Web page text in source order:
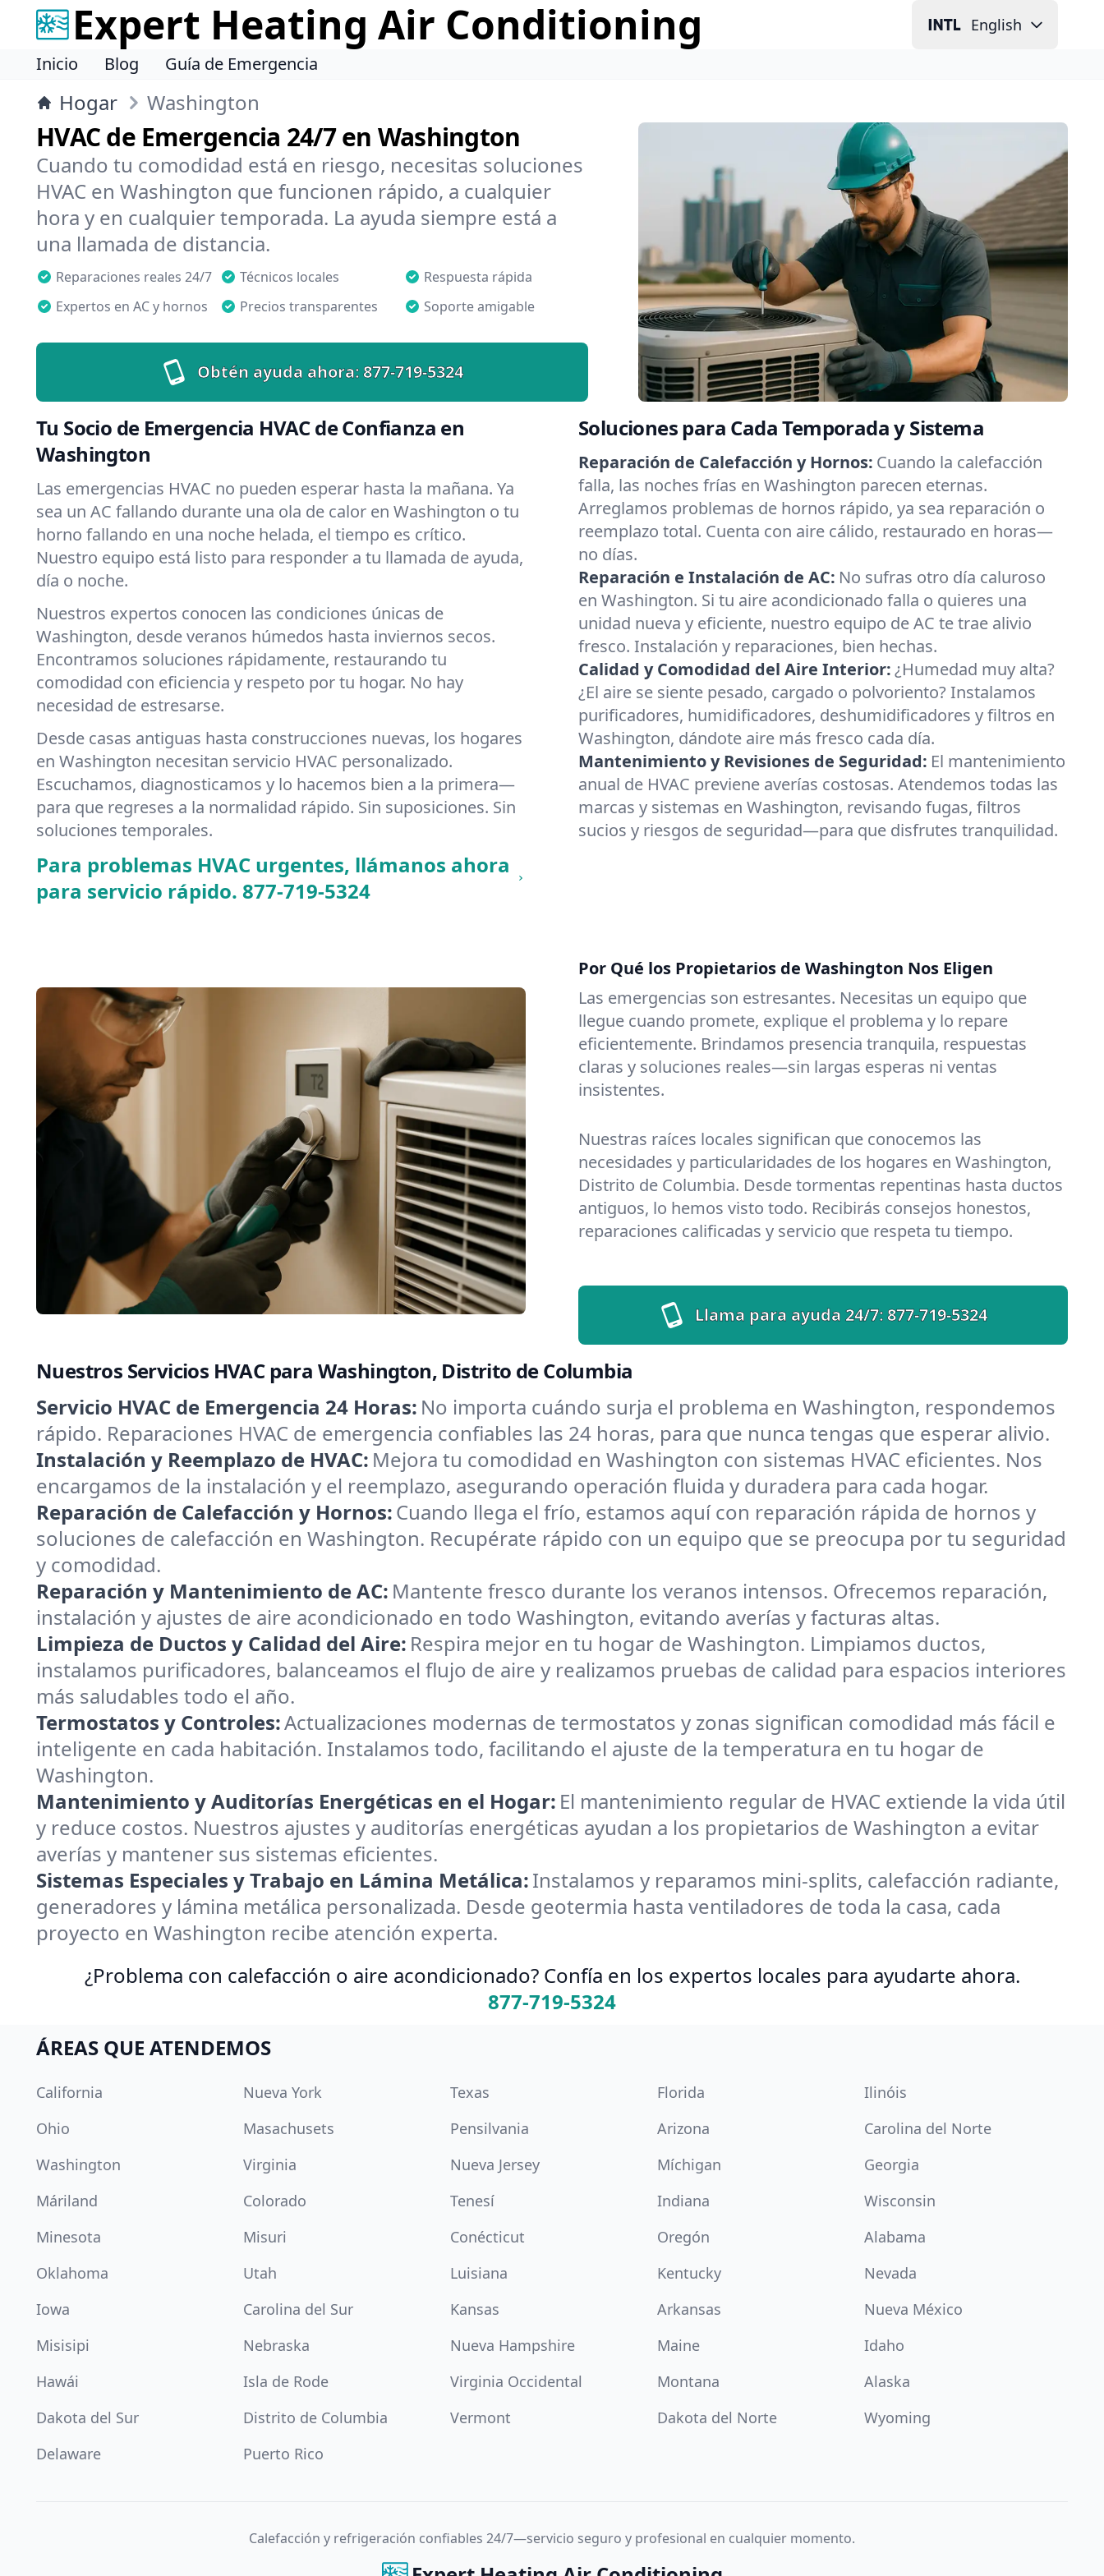
Expert Heating Air Conditioning English
Inicio Blog Guía de Emergencia
Hogar Washington
HVAC de Emergencia 24/7 en Washington
Cuando tu comodidad está en riesgo, necesitas soluciones
HVAC en Washington que funcionen rápido, a cualquier
hora y en cualquier temporada. La ayuda siempre está a
una llamada de distancia.
Reparaciones reales 24/7 Técnicos locales
Respuesta rápida
Expertos en AC y hornos
Precios transparentes Soporte amigable
Obtén ayuda ahora:877-719-5324
Tu Socio de Emergencia HVAC de Confianza en
Washington
Las emergencias HVAC no pueden esperar hasta la mañana. Ya
sea un AC fallando durante una ola de calor en Washington o tu
horno fallando en una noche helada, el tiempo es crítico.
Nuestro equipo está listo para responder a tu llamada de ayuda,
día o noche.
Nuestros expertos conocen las condiciones únicas de
Washington, desde veranos húmedos hasta inviernos secos.
Encontramos soluciones rápidamente, restaurando tu
comodidad con eficiencia y respeto por tu hogar. No hay
necesidad de estresarse.
Desde casas antiguas hasta construcciones nuevas, los hogares
en Washington necesitan servicio HVAC personalizado.
Escuchamos, diagnosticamos y lo hacemos bien a la primera—
para que regreses a la normalidad rápido. Sin suposiciones. Sin
soluciones temporales.
Para problemas HVAC urgentes, llámanos ahora
para servicio rápido. 877-719-5324
Soluciones para Cada Temporada y Sistema
Reparación de Calefacción y Hornos: Cuando la calefacción
falla, las noches frías en Washington parecen eternas.
Arreglamos problemas de hornos rápido, ya sea reparación o
reemplazo total. Cuenta con aire cálido, restaurado en horas—
no días.
Reparación e Instalación de AC: No sufras otro día caluroso
en Washington. Si tu aire acondicionado falla o quieres una
unidad nueva y eficiente, nuestro equipo de AC te trae alivio
fresco. Instalación y reparaciones, bien hechas.
Calidad y Comodidad del Aire Interior:¿Humedad muy alta?
¿El aire se siente pesado, cargado o polvoriento? Instalamos
purificadores, humidificadores, deshumidificadores y filtros en
Washington, dándote aire más fresco cada día.
Mantenimiento y Revisiones de Seguridad: El mantenimiento
anual de HVAC previene averías costosas. Atendemos todas las
marcas y sistemas en Washington, revisando fugas, filtros
sucios y riesgos de seguridad—para que disfrutes tranquilidad.
Por Qué los Propietarios de Washington Nos Eligen
Las emergencias son estresantes. Necesitas un equipo que
llegue cuando promete, explique el problema y lo repare
eficientemente. Brindamos presencia tranquila, respuestas
claras y soluciones reales—sin largas esperas ni ventas
insistentes.
Nuestras raíces locales significan que conocemos las
necesidades y particularidades de los hogares en Washington,
Distrito de Columbia. Desde tormentas repentinas hasta ductos
antiguos, lo hemos visto todo. Recibirás consejos honestos,
reparaciones calificadas y servicio que respeta tu tiempo.
Llama para ayuda 24/7:877-719-5324
Nuestros Servicios HVAC para Washington, Distrito de Columbia
Servicio HVAC de Emergencia 24 Horas: No importa cuándo surja el problema en Washington, respondemos
rápido. Reparaciones HVAC de emergencia confiables las 24 horas, para que nunca tengas que esperar alivio.
Instalación y Reemplazo de HVAC: Mejora tu comodidad en Washington con sistemas HVAC eficientes. Nos
encargamos de la instalación y el reemplazo, asegurando operación fluida y duradera para cada hogar.
Reparación de Calefacción y Hornos:Cuando llega el frío, estamos aquí con reparación rápida de hornos y
soluciones de calefacción en Washington. Recupérate rápido con un equipo que se preocupa por tu seguridad
y comodidad.
Reparación y Mantenimiento de AC: Mantente fresco durante los veranos intensos. Ofrecemos reparación,
instalación y ajustes de aire acondicionado en todo Washington, evitando averías y facturas altas.
Limpieza de Ductos y Calidad del Aire: Respira mejor en tu hogar de Washington. Limpiamos ductos,
instalamos purificadores, balanceamos el flujo de aire y realizamos pruebas de calidad para espacios interiores
más saludables todo el año.
Termostatos y Controles:Actualizaciones modernas de termostatos y zonas significan comodidad más fácil e
inteligente en cada habitación. Instalamos todo, facilitando el ajuste de la temperatura en tu hogar de
Washington.
Mantenimiento y Auditorías Energéticas en el Hogar: El mantenimiento regular de HVAC extiende la vida útil
y reduce costos. Nuestros ajustes y auditorías energéticas ayudan a los propietarios de Washington a evitar
averías y mantener sus sistemas eficientes.
Sistemas Especiales y Trabajo en Lámina Metálica:Instalamos y reparamos mini-splits, calefacción radiante,
generadores y lámina metálica personalizada. Desde geotermia hasta ventiladores de toda la casa, cada
proyecto en Washington recibe atención experta.
¿Problema con calefacción o aire acondicionado? Confía en los expertos locales para ayudarte ahora.
877-719-5324
ÁREAS QUE ATENDEMOS
California Nueva York Texas Florida
Ilinóis
Ohio
Masachusets Pensilvania Arizona
Carolina del Norte
Washington
Virginia Nueva Jersey Míchigan
Georgia
Máriland
Colorado Tenesí Indiana
Wisconsin
Minesota
Misuri Conécticut Oregón
Alabama
Oklahoma
Utah Luisiana Kentucky
Nevada
Iowa
Carolina del Sur Kansas Arkansas
Nueva México
Misisipi
Nebraska Nueva Hampshire Maine
Idaho
Hawái
Isla de Rode Virginia Occidental Montana
Alaska
Dakota del Sur
Distrito de Columbia Vermont Dakota del Norte
Wyoming
Delaware
Puerto Rico
Calefacción y refrigeración confiables 24/7—servicio seguro y profesional en cualquier momento.